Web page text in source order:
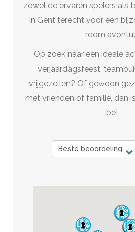
zowel de ervaren spelers als
in Gent terecht voor een
room
Op zoek naar een ideale
verjaardagsfeest,
vrijgezellen? Of gewoon
met vrienden of familie, dan
be!